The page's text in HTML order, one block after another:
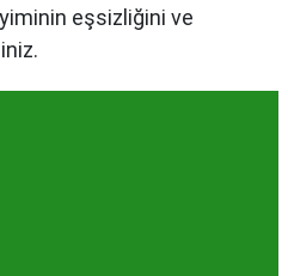
eşsizliğini ve
İstanbul'da
öne çıkan bir
lezzetlerle de
özel günlerde